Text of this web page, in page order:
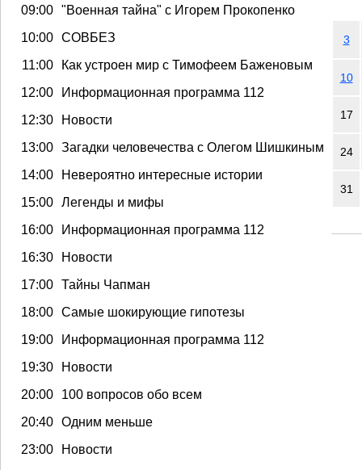
09:00 "Военная тайна" с Игорем Прокопенко
10:00 СОВБЕЗ
11:00
Как устроен мир с Тимофеем Баженовым
12:00
Информационная программа 112
12:30
Новости
13:00 Загадки человечества с Олегом Шишкиным
14:00
Невероятно интересные истории
15:00 Легенды и мифы
16:00
Информационная программа 112
16:30
Новости
17:00 Тайны Чапман
18:00 Самые шокирующие гипотезы
19:00
Информационная программа 112
19:30
Новости
20:00
100 вопросов обо всем
20:40 Одним меньше
23:00
Новости
3
10
17
24
31